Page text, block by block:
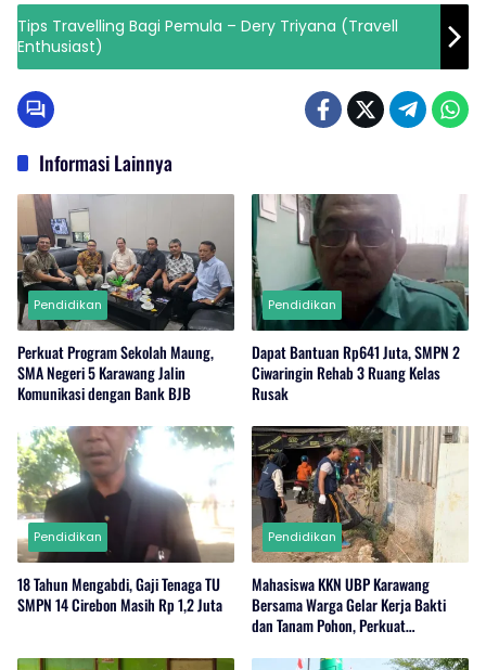
Tips Travelling Bagi Pemula – Dery Triyana (Travell
Enthusiast)
Informasi Lainnya
Pendidikan
Perkuat Program Sekolah Maung,
SMA Negeri 5 Karawang Jalin
Komunikasi dengan Bank BJB
Pendidikan
Dapat Bantuan Rp641 Juta, SMPN 2
Ciwaringin Rehab 3 Ruang Kelas
Rusak
Pendidikan
18 Tahun Mengabdi, Gaji Tenaga TU
SMPN 14 Cirebon Masih Rp 1,2 Juta
Pendidikan
Mahasiswa KKN UBP Karawang
Bersama Warga Gelar Kerja Bakti
dan Tanam Pohon, Perkuat